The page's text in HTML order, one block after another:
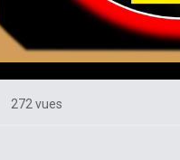
272 vues